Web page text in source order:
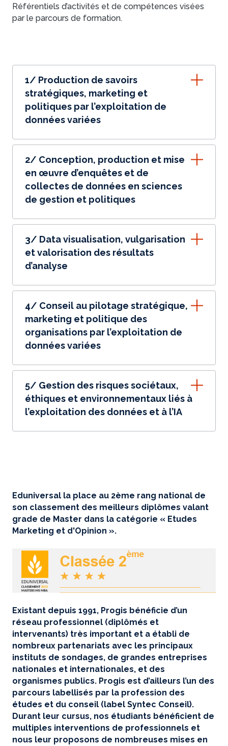
Référentiels d’activités et de compétences visées
par le parcours de formation.
1/ Production de savoirs
stratégiques, marketing et
politiques par l’exploitation de
données variées
2/ Conception, production et mise
en œuvre d’enquêtes et de
collectes de données en sciences
de gestion et politiques
3/ Data visualisation, vulgarisation
et valorisation des résultats
d’analyse
4/ Conseil au pilotage stratégique,
marketing et politique des
organisations par l’exploitation de
données variées
5/ Gestion des risques sociétaux,
éthiques et environnementaux liés à
l’exploitation des données et à l’IA
Eduniversal la place au 2ème rang national de
son classement des meilleurs diplômes valant
grade de Master dans la catégorie « Etudes
Marketing et d'Opinion ».
Existant depuis 1991, Progis bénéficie d’un
réseau professionnel (diplômés et
intervenants) très important et a établi de
nombreux partenariats avec les principaux
instituts de sondages, de grandes entreprises
nationales et internationales, et des
organismes publics. Progis est d’ailleurs l’un des
parcours labellisés par la profession des
études et du conseil (label Syntec Conseil).
Durant leur cursus, nos étudiants bénéficient de
multiples interventions de professionnels et
nous leur proposons de nombreuses mises en